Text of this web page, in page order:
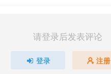
请登录后发表评论
登录 注册